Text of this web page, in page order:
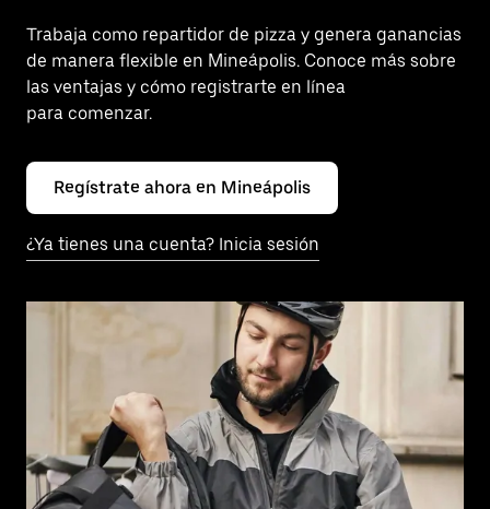
Trabaja como repartidor de pizza y genera ganancias
de manera flexible en Mineápolis. Conoce más sobre
las ventajas y cómo registrarte en línea
para comenzar.
Regístrate ahora en Mineápolis
¿Ya tienes una cuenta? Inicia sesión